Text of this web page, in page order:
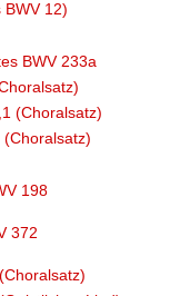
BWV 12)
BWV 233a
(Choralsatz)
198
372